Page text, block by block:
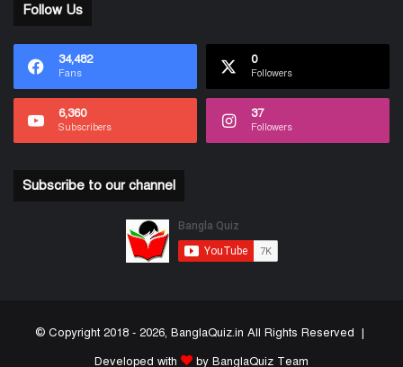
Follow Us
34,482
Fans
0
Followers
6,360
Subscribers
37
Followers
Subscribe to our channel
© Copyright 2018 - 2026, BanglaQuiz.in All Rights Reserved |
Developed with
by BanglaQuiz Team